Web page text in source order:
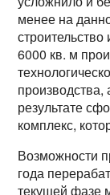
менее на
6000 кв. м
результате
комплекс,
Возможности
года
текущей фазе